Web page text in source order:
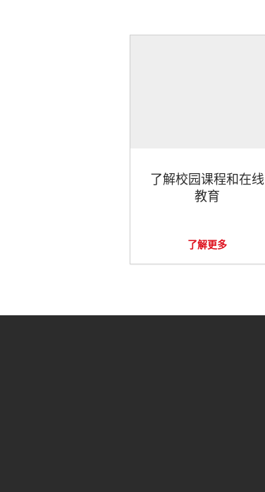
了解校园课程和在线
教育
了解更多